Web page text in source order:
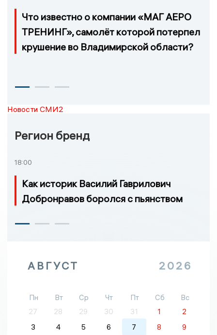
Что известно о компании «МАГ АЕРО
ТРЕНИНГ», самолёт которой потерпел
крушение во Владимирской области?
Новости СМИ2
Регион бренд
18:00
Как историк Василий Гаврилович
Добронравов боролся с пьянством
АВГУСТ 2026
Пн Вт Ср Чт Пт Сб
Вс
27
28 29 30 31 1
2
3
4 5 6 7 8
9